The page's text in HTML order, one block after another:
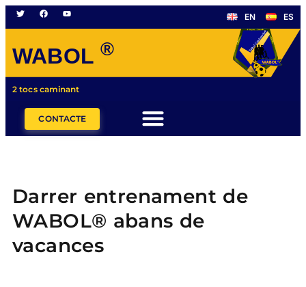
EN ES
WABOL ®
2 tocs caminant
CONTACTE
Darrer entrenament de
WABOL® abans de
vacances